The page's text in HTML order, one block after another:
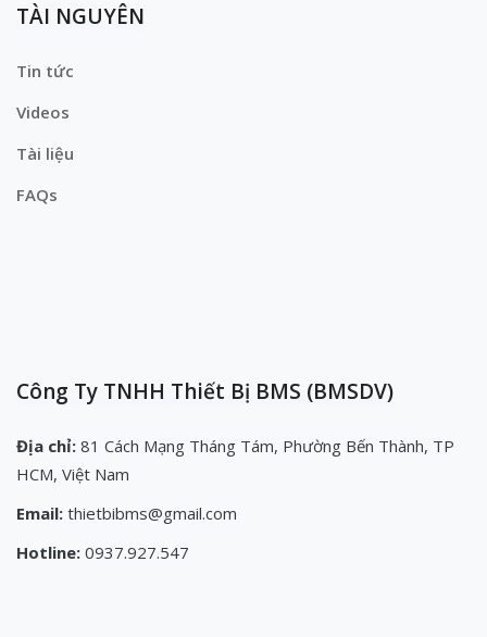
TÀI NGUYÊN
Tin tức
Videos
Tài liệu
FAQs
Công Ty TNHH Thiết Bị BMS (BMSDV)
Địa chỉ: 81 Cách Mạng Tháng Tám, Phường Bến Thành, TP
HCM, Việt Nam
Email: thietbibms@gmail.com
Hotline: 0937.927.547